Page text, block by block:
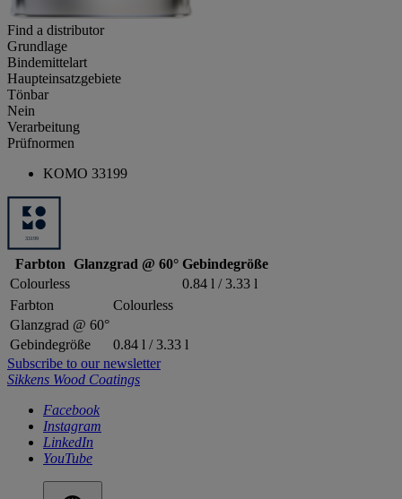
Find a distributor
Grundlage
Bindemittelart
Haupteinsatzgebiete
Tönbar
Nein
Verarbeitung
Prüfnormen
KOMO 33199
Farbton Glanzgrad @ 60° Gebindegröße
Colourless
0.84 l / 3.33 l
Farbton
Colourless
Glanzgrad @ 60°
Gebindegröße
0.84 l / 3.33 l
Subscribe to our newsletter
Sikkens Wood Coatings
Facebook
Instagram
LinkedIn
YouTube